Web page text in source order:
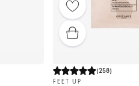
(258)
FEET UP